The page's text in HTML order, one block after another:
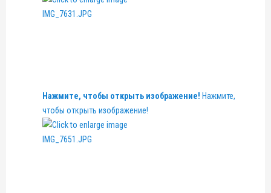
Нажмите, чтобы открыть изображение! Нажмите,
чтобы открыть изображение!